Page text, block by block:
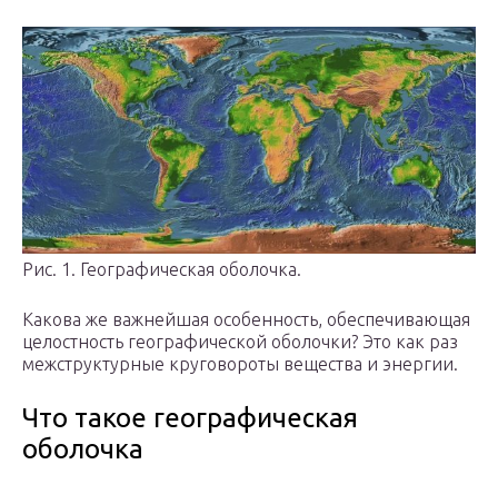
Рис. 1. Географическая оболочка.
Какова же важнейшая особенность, обеспечивающая
целостность географической оболочки? Это как раз
межструктурные круговороты вещества и энергии.
Что такое географическая
оболочка